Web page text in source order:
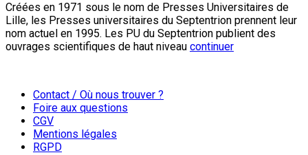
Créées en 1971 sous le nom de Presses Universitaires de
Lille, les Presses universitaires du Septentrion prennent leur
nom actuel en 1995. Les PU du Septentrion publient des
ouvrages scientifiques de haut niveau continuer
Contact / Où nous trouver ?
Foire aux questions
CGV
Mentions légales
RGPD